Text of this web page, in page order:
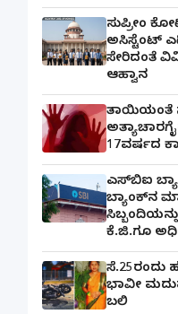
ಸುಪ್ರೀಂ
ಅಸಿಸ್ಟೆಂಟ್
ಸೇರಿದಂತೆ
ಆಹ್ವಾನ
ತಾಯಿಯಂತೆ
17ವರ್ಷದ
ಎಸ್‌ಬಿಐ
ಬ್ಯಾಂಕ್​ನ
ಕೆ.ಜಿ.ಗೂ
ಸೆ.25ರಂದು
ಭಾವೀ
ಬಲಿ